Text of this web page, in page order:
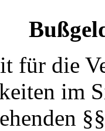
für die
im